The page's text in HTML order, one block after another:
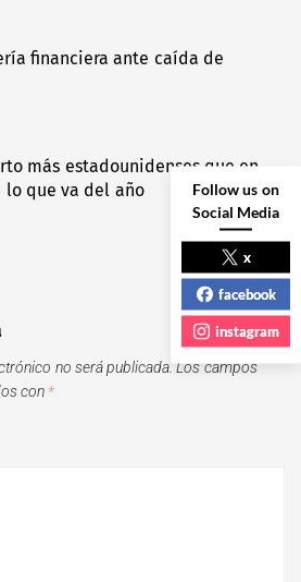
financiera ante caída de
más estadounidenses que en
lo que va del año
no será publicada. Los campos
con *
Follow us on
Social Media
x
facebook
instagram